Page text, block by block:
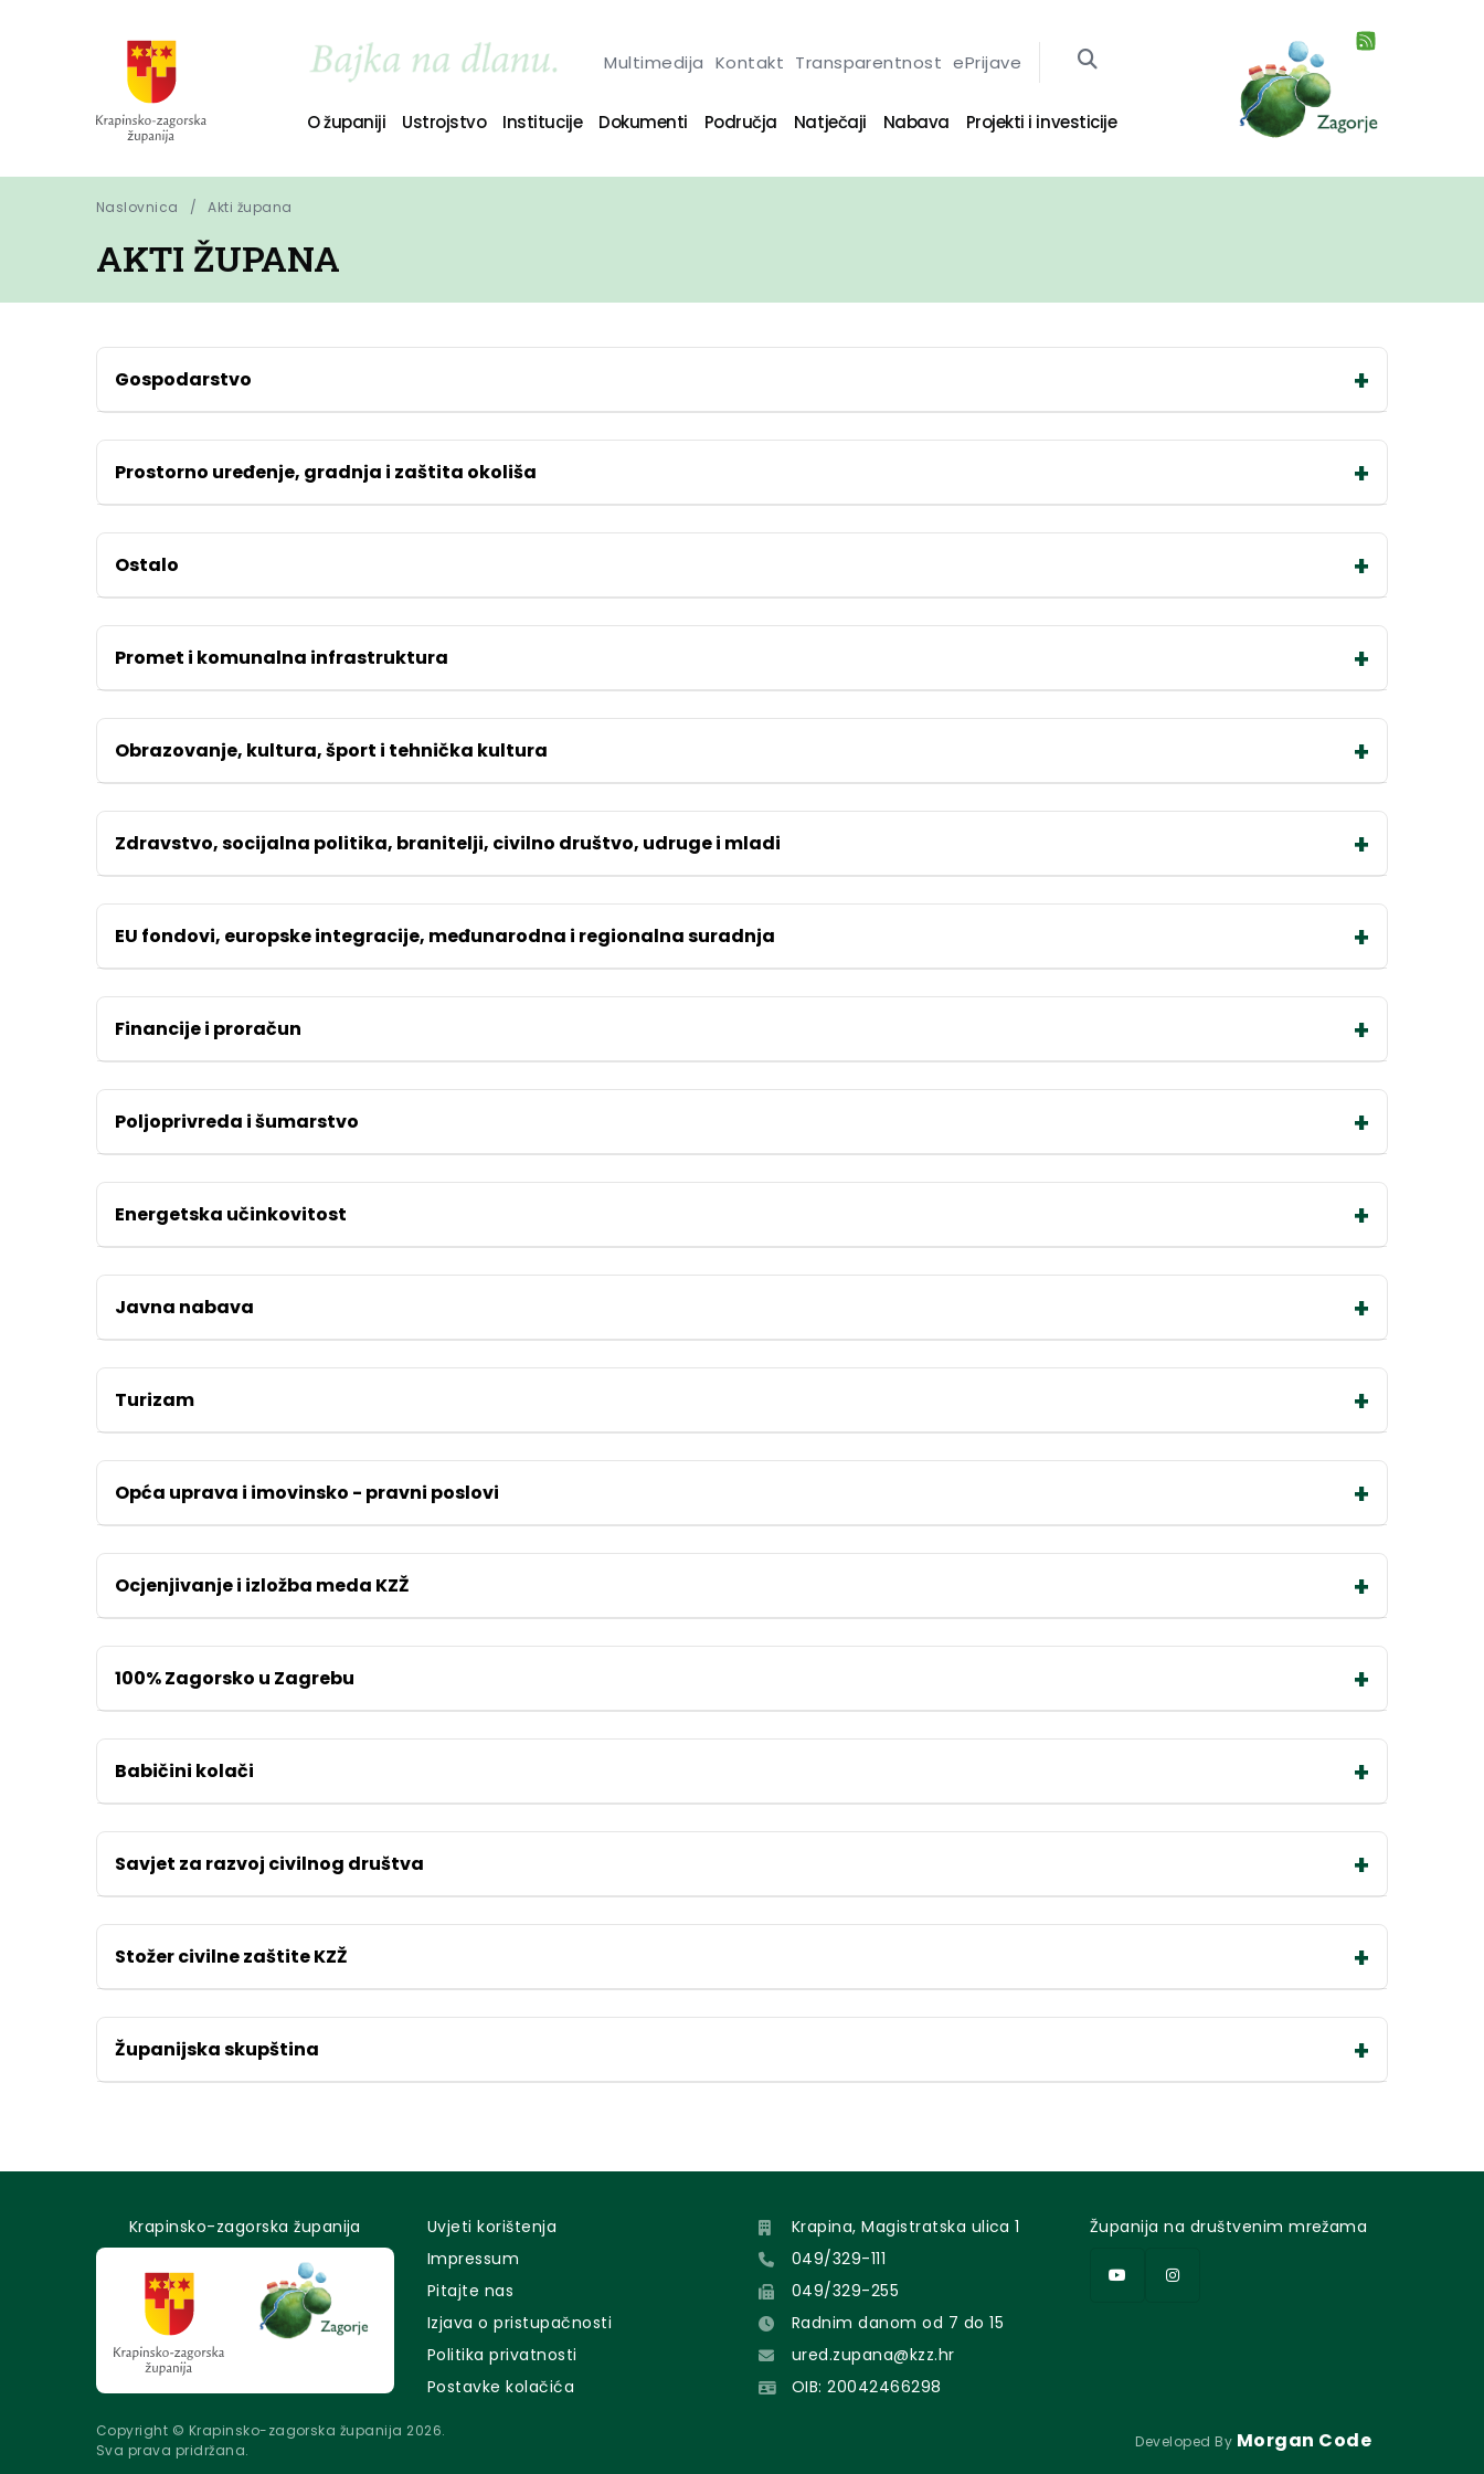
Multimedija Kontakt Transparentnost ePrijave
O županiji Ustrojstvo Institucije Dokumenti Područja Natječaji Nabava Projekti i investicije
Naslovnica Akti župana
AKTI ŽUPANA
Gospodarstvo
Prostorno uređenje, gradnja i zaštita okoliša
Ostalo
Promet i komunalna infrastruktura
Obrazovanje, kultura, šport i tehnička kultura
Zdravstvo, socijalna politika, branitelji, civilno društvo, udruge i mladi
EU fondovi, europske integracije, međunarodna i regionalna suradnja
Financije i proračun
Poljoprivreda i šumarstvo
Energetska učinkovitost
Javna nabava
Turizam
Opća uprava i imovinsko - pravni poslovi
Ocjenjivanje i izložba meda KZŽ
100% Zagorsko u Zagrebu
Babičini kolači
Savjet za razvoj civilnog društva
Stožer civilne zaštite KZŽ
Županijska skupština
Krapinsko-zagorska županija
Uvjeti korištenja
Impressum
Pitajte nas
Izjava o pristupačnosti
Politika privatnosti
Postavke kolačića
Krapina, Magistratska ulica 1
049/329-111
049/329-255
Radnim danom od 7 do 15
ured.zupana@kzz.hr
OIB: 20042466298
Županija na društvenim mrežama
Copyright © Krapinsko-zagorska županija 2026.
Sva prava pridržana.
Developed By Morgan Code